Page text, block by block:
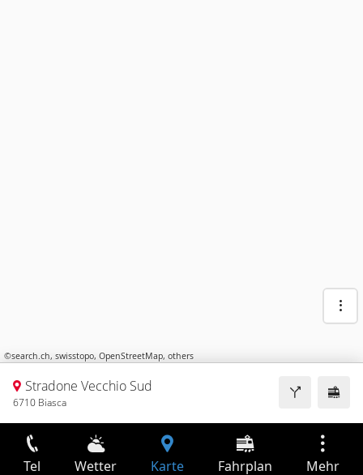
©search.ch, swisstopo, OpenStreetMap, others
Stradone Vecchio Sud
6710 Biasca
Tel Wetter Karte Fahrplan Mehr